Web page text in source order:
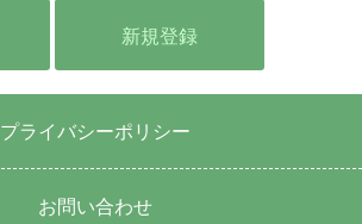
新規登録
プライバシーポリシー
お問い合わせ